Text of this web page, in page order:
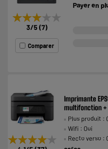
★★★★★
★★★★★
3/5 (7)
Comparer
Payer en
★★★★★
★★★★★
Imprimante
multifonction
Plus produit :
Wifi : Oui
Recto verso :